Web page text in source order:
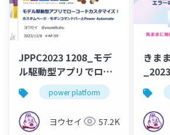
JPPC2023 1208_モデ
ル駆動型アプリでロー
コードカスタマイズ！
カスタムページ・モダ
ンコマンドバーと
Power Automate
power platform power apps
ヨウセイ 57.2K
きま
イル
長す
上書